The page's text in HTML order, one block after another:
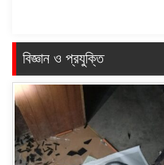
বিজ্ঞান ও প্রযুক্তি